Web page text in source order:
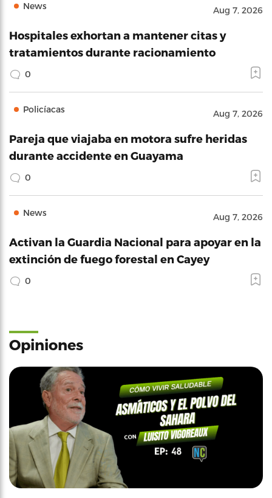
News Aug 7, 2026
Hospitales exhortan a mantener citas y
tratamientos durante racionamiento
0
Policíacas Aug 7, 2026
Pareja que viajaba en motora sufre heridas
durante accidente en Guayama
0
News Aug 7, 2026
Activan la Guardia Nacional para apoyar en la
extinción de fuego forestal en Cayey
0
Opiniones